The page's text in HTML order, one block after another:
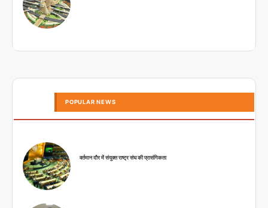
POPULAR NEWS
वर्तमान दौर में संयुक्त राष्ट्र संघ की प्रासंगिकता